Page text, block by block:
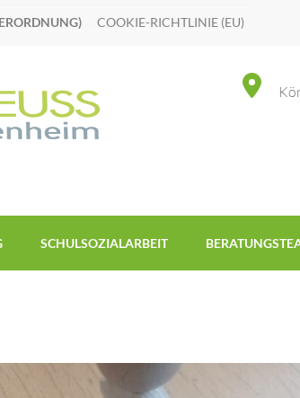
COOKIE-RICHTLINIE (EU)
SCHULSOZIALARBEIT